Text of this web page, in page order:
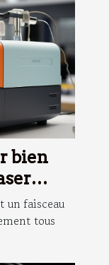
bien
un faisceau
tous